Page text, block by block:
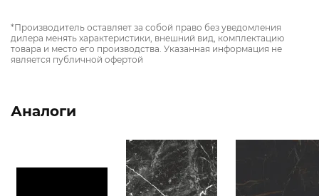
*Производитель оставляет за собой право без уведомления
дилера менять характеристики, внешний вид, комплектацию
товара и место его производства. Указанная информация не
является публичной офертой
Аналоги